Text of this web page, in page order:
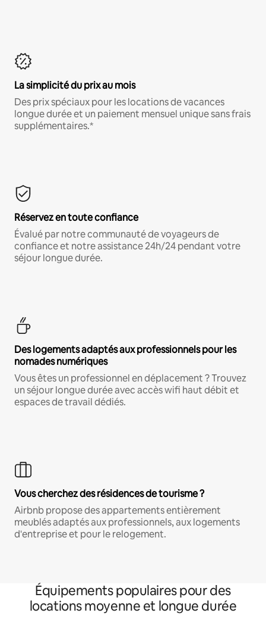
La simplicité du prix au mois
Des prix spéciaux pour les locations de vacances
longue durée et un paiement mensuel unique sans frais
supplémentaires.*
Réservez en toute confiance
Évalué par notre communauté de voyageurs de
confiance et notre assistance 24h/24 pendant votre
séjour longue durée.
Des logements adaptés aux professionnels pour les
nomades numériques
Vous êtes un professionnel en déplacement ? Trouvez
un séjour longue durée avec accès wifi haut débit et
espaces de travail dédiés.
Vous cherchez des résidences de tourisme ?
Airbnb propose des appartements entièrement
meublés adaptés aux professionnels, aux logements
d'entreprise et pour le relogement.
Équipements populaires pour des
locations moyenne et longue durée